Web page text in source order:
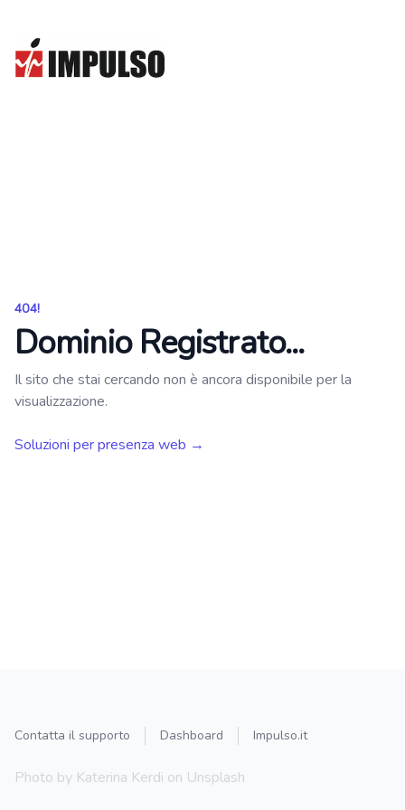
Impulso
404!
Dominio Registrato...
Il sito che stai cercando non è ancora disponibile per la
visualizzazione.
Soluzioni per presenza web →
Contatta il supporto Dashboard Impulso.it
Photo by Katerina Kerdi on Unsplash